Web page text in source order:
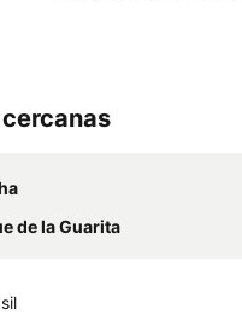
de la Guarita